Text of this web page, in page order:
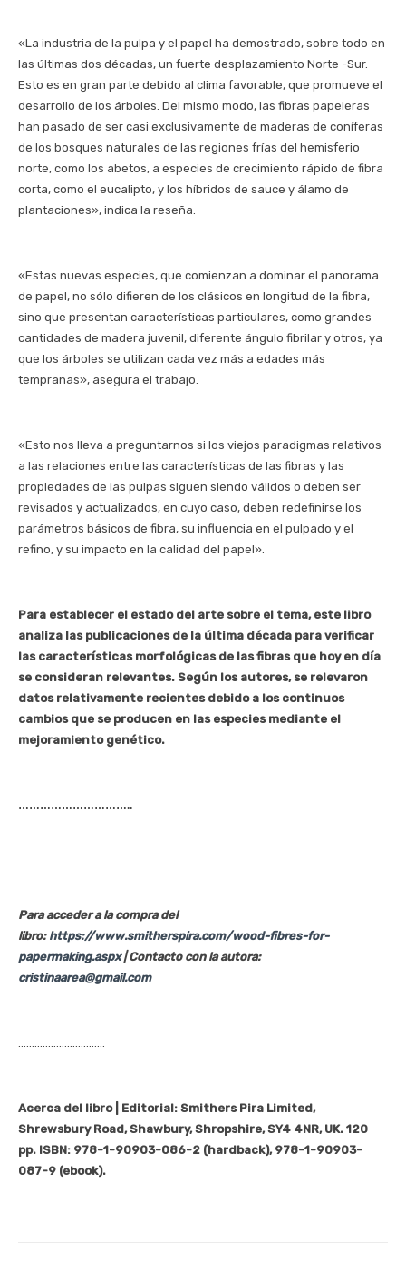
«La industria de la pulpa y el papel ha demostrado, sobre todo en
las últimas dos décadas, un fuerte desplazamiento Norte -Sur.
Esto es en gran parte debido al clima favorable, que promueve el
desarrollo de los árboles. Del mismo modo, las fibras papeleras
han pasado de ser casi exclusivamente de maderas de coníferas
de los bosques naturales de las regiones frías del hemisferio
norte, como los abetos, a especies de crecimiento rápido de fibra
corta, como el eucalipto, y los híbridos de sauce y álamo de
plantaciones», indica la reseña.
«Estas nuevas especies, que comienzan a dominar el panorama
de papel, no sólo difieren de los clásicos en longitud de la fibra,
sino que presentan características particulares, como grandes
cantidades de madera juvenil, diferente ángulo fibrilar y otros, ya
que los árboles se utilizan cada vez más a edades más
tempranas», asegura el trabajo.
«Esto nos lleva a preguntarnos si los viejos paradigmas relativos
a las relaciones entre las características de las fibras y las
propiedades de las pulpas siguen siendo válidos o deben ser
revisados y actualizados, en cuyo caso, deben redefinirse los
parámetros básicos de fibra, su influencia en el pulpado y el
refino, y su impacto en la calidad del papel».
Para establecer el estado del arte sobre el tema, este libro
analiza las publicaciones de la última década para verificar
las características morfológicas de las fibras que hoy en día
se consideran relevantes. Según los autores, se relevaron
datos relativamente recientes debido a los continuos
cambios que se producen en las especies mediante el
mejoramiento genético.
…………………………..
Para acceder a la compra del
libro: https://www.smitherspira.com/wood-fibres-for-
papermaking.aspx| Contacto con la autora:
cristinaarea@gmail.com
…………………………..
Acerca del libro | Editorial: Smithers Pira Limited,
Shrewsbury Road, Shawbury, Shropshire, SY4 4NR, UK. 120
pp. ISBN: 978-1-90903-086-2 (hardback), 978-1-90903-
087-9 (ebook).